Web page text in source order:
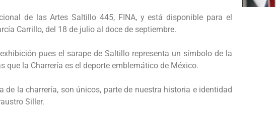
de las Artes Saltillo 445, FINA, y está disponible para el
Carrillo, del 18 de julio al doce de septiembre.
pues el sarape de Saltillo representa un símbolo de la
que la Charrería es el deporte emblemático de México.
la charrería, son únicos, parte de nuestra historia e identidad
Siller.